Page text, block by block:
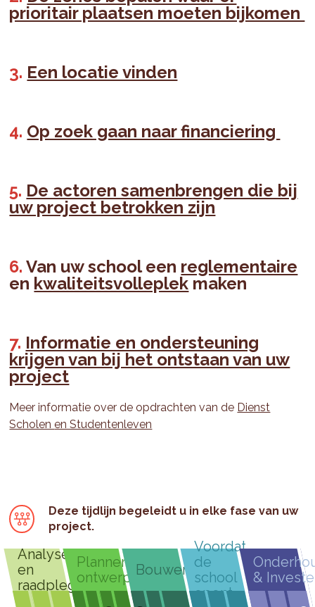
prioritair plaatsen moeten bijkomen
Een locatie vinden
Op zoek gaan naar financiering
De actoren samenbrengen die bij
uw project betrokken zijn
Van uw school een reglementaire
en kwaliteitsvolleplek maken
Informatie en ondersteuning
krijgen van bij het ontstaan van uw
project
Meer informatie over de opdrachten van de Dienst
Scholenen Studentenleven
Deze tijdlijn begeleidt u in elke fase van uw
project.
Analyseren
en
raadplegen
Plannen &
ontwerpenBouwen
Voordat
de
school
opent
&